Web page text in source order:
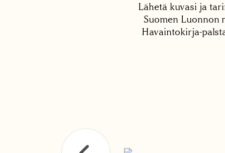
Lähetä kuvasi ja
Suomen Luonnon
Havaintokirja-